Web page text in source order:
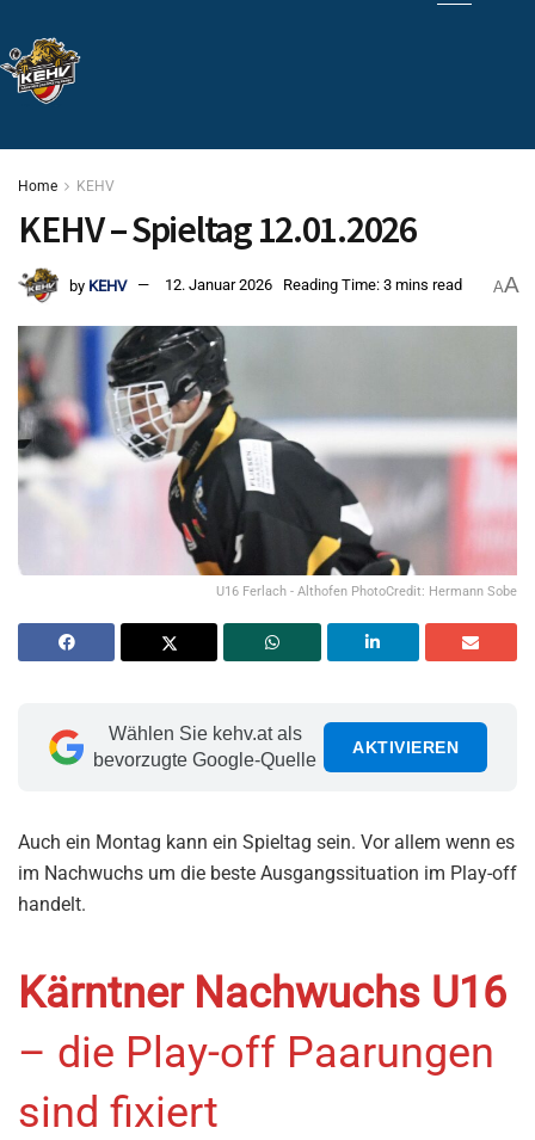
Home KEHV
KEHV – Spieltag 12.01.2026
by KEHV 12. Januar 2026 Reading Time: 3 mins read AA
U16 Ferlach - Althofen PhotoCredit: Hermann Sobe
Wählen Sie kehv.at als
bevorzugte Google-Quelle
AKTIVIEREN
Auch ein Montag kann ein Spieltag sein. Vor allem wenn es
im Nachwuchs um die beste Ausgangssituation im Play-off
handelt.
Kärntner Nachwuchs U16
– die Play-off Paarungen
sind fixiert